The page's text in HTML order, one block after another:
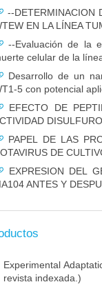
--DETERMINACION
EN LA LÍNEA
--Evaluación de la
celular de la
Desarrollo de un
5 con potencial
EFECTO DE
PAPEL DE LAS
DE
EXPRESION DEL
ANTES Y
Experimental
revista indexada.)